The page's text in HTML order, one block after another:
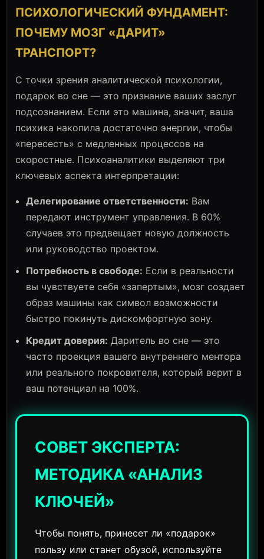
ПСИХОЛОГИЧЕСКИЙ ФУНДАМЕНТ:
ПОЧЕМУ МОЗГ «ДАРИТ»
ТРАНСПОРТ?
С точки зрения аналитической психологии,
подарок во сне — это признание ваших заслуг
подсознанием. Если это машина, значит, ваша
психика накопила достаточно энергии, чтобы
«пересесть» с медленных процессов на
скоростные. Психоаналитики выделяют три
ключевых аспекта интерпретации:
Делегирование ответственности: Вам
передают инструмент управления. В 60%
случаев это предвещает новую должность
или руководство проектом.
Потребность в свободе: Если в реальности
вы чувствуете себя «запертым», мозг создает
образ машины как символ возможности
быстро покинуть дискомфортную зону.
Кредит доверия: Даритель во сне — это
часто проекция вашего внутреннего ментора
или реального покровителя, который верит в
ваш потенциал на 100%.
СОВЕТ ЭКСПЕРТА:
МЕТОДИКА «АНАЛИЗ
КЛЮЧЕЙ»
Чтобы понять, принесет ли «подарок»
пользу или станет обузой, используйте